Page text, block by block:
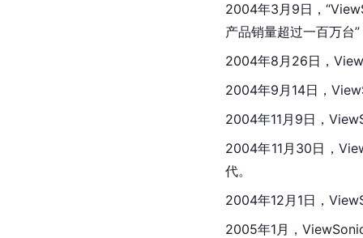
2004年3月9日，
产品销量超过一百万台
2004年8月26日，
2004年9月14日，
2004年11月9日，
2004年11月30日，
代。
2004年12月1日，
2005年1月，